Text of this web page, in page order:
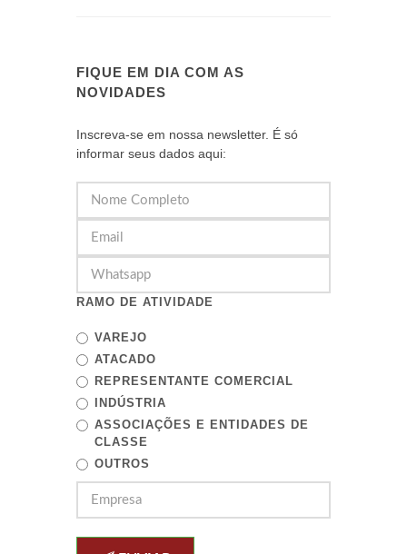
FIQUE EM DIA COM AS
NOVIDADES
Inscreva-se em nossa newsletter. É só
informar seus dados aqui:
RAMO DE ATIVIDADE
VAREJO
ATACADO
REPRESENTANTE COMERCIAL
INDÚSTRIA
ASSOCIAÇÕES E ENTIDADES DE
CLASSE
OUTROS